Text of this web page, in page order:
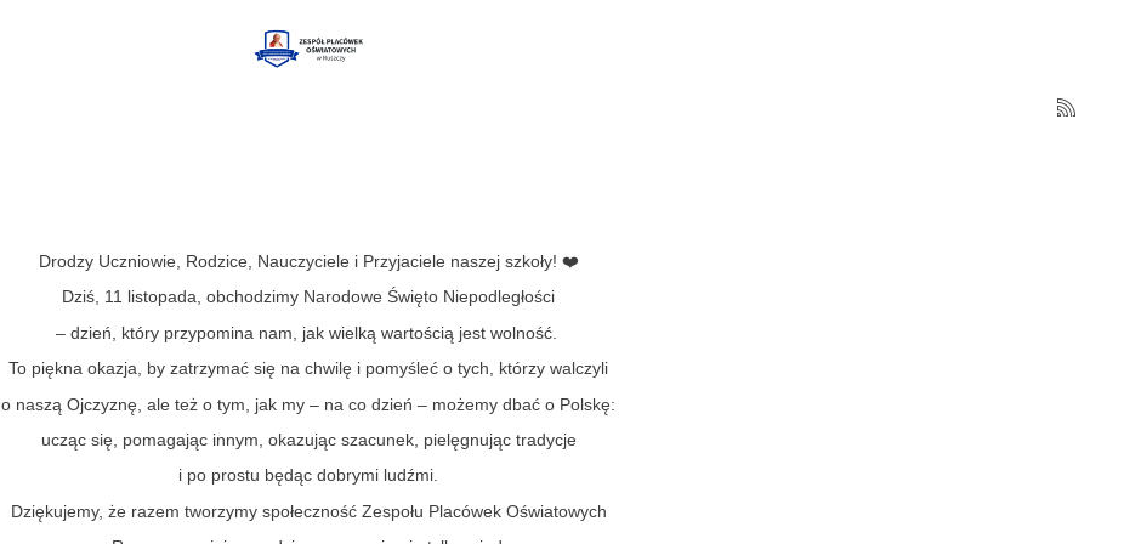
Drodzy Uczniowie, Rodzice, Nauczyciele i Przyjaciele naszej szkoły! ❤️
Dziś, 11 listopada, obchodzimy Narodowe Święto Niepodległości
– dzień, który przypomina nam, jak wielką wartością jest wolność.
To piękna okazja, by zatrzymać się na chwilę i pomyśleć o tych, którzy walczyli
o naszą Ojczyznę, ale też o tym, jak my – na co dzień – możemy dbać o Polskę:
ucząc się, pomagając innym, okazując szacunek, pielęgnując tradycje
i po prostu będąc dobrymi ludźmi.
Dziękujemy, że razem tworzymy społeczność Zespołu Placówek Oświatowych